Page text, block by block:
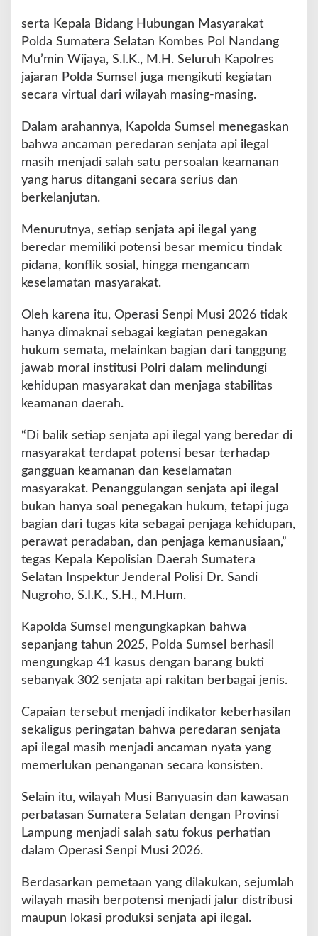
s
a
a
n
serta Kepala Bidang Hubungan Masyarakat
Polda Sumatera Selatan Kombes Pol Nandang
Mu’min Wijaya, S.I.K., M.H. Seluruh Kapolres
jajaran Polda Sumsel juga mengikuti kegiatan
secara virtual dari wilayah masing-masing.
Dalam arahannya, Kapolda Sumsel menegaskan
bahwa ancaman peredaran senjata api ilegal
masih menjadi salah satu persoalan keamanan
yang harus ditangani secara serius dan
berkelanjutan.
Menurutnya, setiap senjata api ilegal yang
beredar memiliki potensi besar memicu tindak
pidana, konflik sosial, hingga mengancam
keselamatan masyarakat.
Oleh karena itu, Operasi Senpi Musi 2026 tidak
hanya dimaknai sebagai kegiatan penegakan
hukum semata, melainkan bagian dari tanggung
jawab moral institusi Polri dalam melindungi
kehidupan masyarakat dan menjaga stabilitas
keamanan daerah.
“Di balik setiap senjata api ilegal yang beredar di
masyarakat terdapat potensi besar terhadap
gangguan keamanan dan keselamatan
masyarakat. Penanggulangan senjata api ilegal
bukan hanya soal penegakan hukum, tetapi juga
bagian dari tugas kita sebagai penjaga kehidupan,
perawat peradaban, dan penjaga kemanusiaan,”
tegas Kepala Kepolisian Daerah Sumatera
Selatan Inspektur Jenderal Polisi Dr. Sandi
Nugroho, S.I.K., S.H., M.Hum.
Kapolda Sumsel mengungkapkan bahwa
sepanjang tahun 2025, Polda Sumsel berhasil
mengungkap 41 kasus dengan barang bukti
sebanyak 302 senjata api rakitan berbagai jenis.
Capaian tersebut menjadi indikator keberhasilan
sekaligus peringatan bahwa peredaran senjata
api ilegal masih menjadi ancaman nyata yang
memerlukan penanganan secara konsisten.
Selain itu, wilayah Musi Banyuasin dan kawasan
perbatasan Sumatera Selatan dengan Provinsi
Lampung menjadi salah satu fokus perhatian
dalam Operasi Senpi Musi 2026.
Berdasarkan pemetaan yang dilakukan, sejumlah
wilayah masih berpotensi menjadi jalur distribusi
maupun lokasi produksi senjata api ilegal.